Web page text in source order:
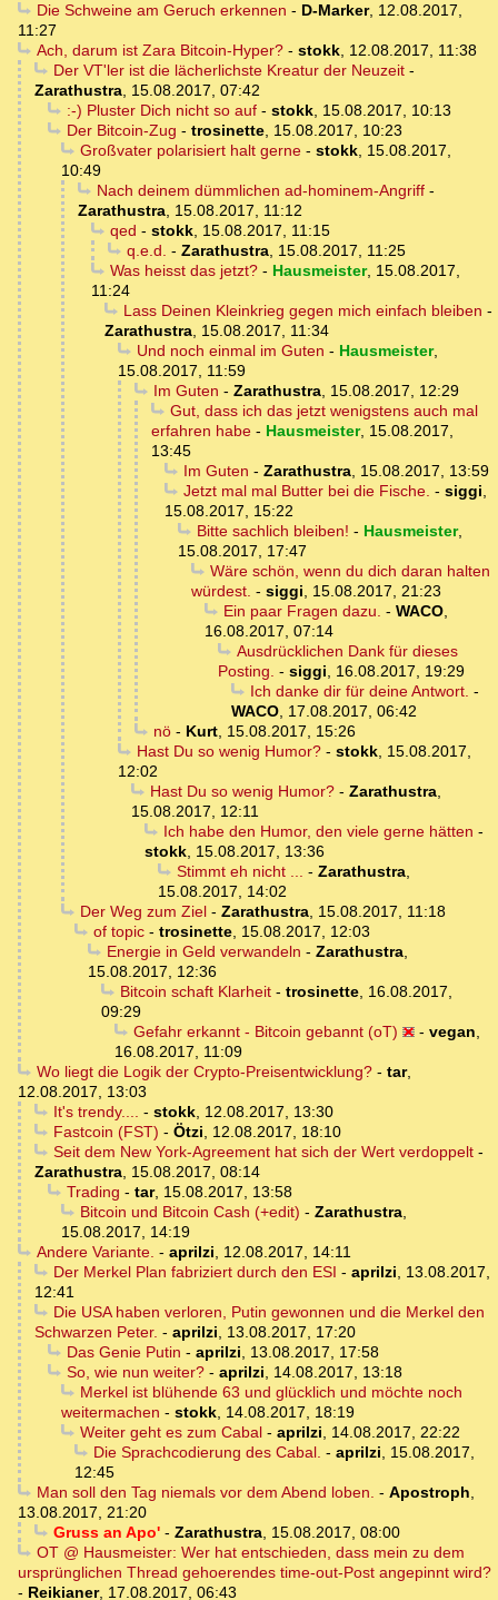
Die Schweine am Geruch erkennen - D-Marker, 12.08.2017,
11:27
Ach, darum ist Zara Bitcoin-Hyper?- stokk, 12.08.2017, 11:38
Der VT'ler ist die lächerlichste Kreatur der Neuzeit-
Zarathustra, 15.08.2017, 07:42
:-) Pluster Dich nicht so auf- stokk, 15.08.2017, 10:13
Der Bitcoin-Zug - trosinette, 15.08.2017, 10:23
Großvater polarisiert halt gerne- stokk, 15.08.2017,
10:49
Nach deinem dümmlichen ad-hominem-Angriff-
Zarathustra, 15.08.2017, 11:12
qed - stokk, 15.08.2017, 11:15
q.e.d. - Zarathustra, 15.08.2017, 11:25
Was heisst das jetzt?- Hausmeister, 15.08.2017,
11:24
Lass Deinen Kleinkrieg gegen mich einfach bleiben -
Zarathustra, 15.08.2017, 11:34
Und noch einmal im Guten - Hausmeister,
15.08.2017, 11:59
Im Guten - Zarathustra, 15.08.2017, 12:29
Gut, dass ich das jetzt wenigstens auch mal
erfahren habe - Hausmeister, 15.08.2017,
13:45
Im Guten - Zarathustra, 15.08.2017, 13:59
Jetzt mal mal Butter bei die Fische. - siggi,
15.08.2017, 15:22
Bitte sachlich bleiben! - Hausmeister,
15.08.2017, 17:47
Wäre schön, wenn du dich daran halten
würdest. - siggi, 15.08.2017, 21:23
Ein paar Fragen dazu. - WACO,
16.08.2017, 07:14
Ausdrücklichen Dank für dieses
Posting. - siggi, 16.08.2017, 19:29
Ich danke dir für deine Antwort. -
WACO, 17.08.2017, 06:42
nö- Kurt, 15.08.2017, 15:26
Hast Du so wenig Humor?- stokk, 15.08.2017,
12:02
Hast Du so wenig Humor?- Zarathustra,
15.08.2017, 12:11
Ich habe den Humor, den viele gerne hätten -
stokk, 15.08.2017, 13:36
Stimmt eh nicht ... - Zarathustra,
15.08.2017, 14:02
Der Weg zum Ziel- Zarathustra, 15.08.2017, 11:18
of topic- trosinette, 15.08.2017, 12:03
Energie in Geld verwandeln - Zarathustra,
15.08.2017, 12:36
Bitcoin schaft Klarheit- trosinette, 16.08.2017,
09:29
Gefahr erkannt - Bitcoin gebannt (oT)
- vegan,
16.08.2017, 11:09
Wo liegt die Logik der Crypto-Preisentwicklung?- tar,
12.08.2017, 13:03
It's trendy.... - stokk, 12.08.2017, 13:30
Fastcoin (FST) - Ötzi, 12.08.2017, 18:10
Seit dem New York-Agreement hat sich der Wert verdoppelt-
Zarathustra, 15.08.2017, 08:14
Trading - tar, 15.08.2017, 13:58
Bitcoin und Bitcoin Cash (+edit) - Zarathustra,
15.08.2017, 14:19
Andere Variante. - aprilzi, 12.08.2017, 14:11
Der Merkel Plan fabriziert durch den ESI - aprilzi, 13.08.2017,
12:41
Die USA haben verloren, Putin gewonnen und die Merkel den
Schwarzen Peter. - aprilzi, 13.08.2017, 17:20
Das Genie Putin - aprilzi, 13.08.2017, 17:58
So, wie nun weiter?- aprilzi, 14.08.2017, 13:18
Merkel ist blühende 63 und glücklich und möchte noch
weitermachen - stokk, 14.08.2017, 18:19
Weiter geht es zum Cabal- aprilzi, 14.08.2017, 22:22
Die Sprachcodierung des Cabal. - aprilzi, 15.08.2017,
12:45
Man soll den Tag niemals vor dem Abend loben. - Apostroph,
13.08.2017, 21:20
Gruss an Apo'- Zarathustra, 15.08.2017, 08:00
OT @ Hausmeister: Wer hat entschieden, dass mein zu dem
ursprünglichen Thread gehoerendes time-out-Post angepinnt wird?
- Reikianer, 17.08.2017, 06:43